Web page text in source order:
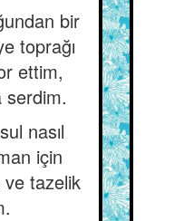
bir
toprağı
ettim,
serdim.
nasıl
için
tazelik